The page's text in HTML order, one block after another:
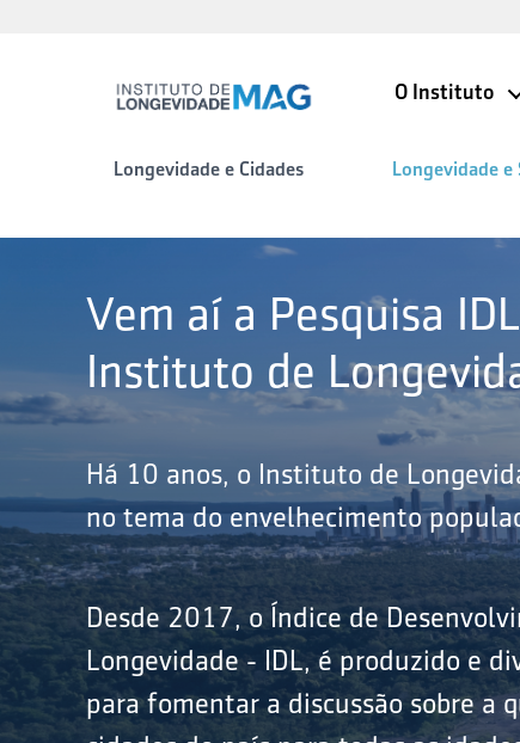
O Instituto
Longevidade e Cidades Longevidade e
Vem aí a Pesquisa
Instituto de
Há 10 anos, o Instituto de
no tema do envelhecimento
Desde 2017, o Índice de
Longevidade - IDL, é produzido e
para fomentar a discussão sobre a